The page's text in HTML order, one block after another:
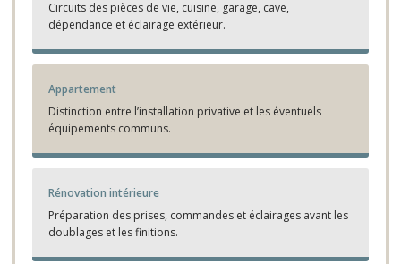
Circuits des pièces de vie, cuisine, garage, cave,
dépendance et éclairage extérieur.
Appartement
Distinction entre l’installation privative et les éventuels
équipements communs.
Rénovation intérieure
Préparation des prises, commandes et éclairages avant les
doublages et les finitions.